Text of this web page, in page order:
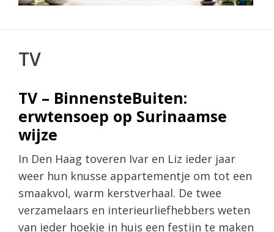
TV
TV – BinnensteBuiten:
erwtensoep op Surinaamse
wijze
In Den Haag toveren Ivar en Liz ieder jaar
weer hun knusse appartementje om tot een
smaakvol, warm kerstverhaal. De twee
verzamelaars en interieurliefhebbers weten
van ieder hoekje in huis een festijn te maken